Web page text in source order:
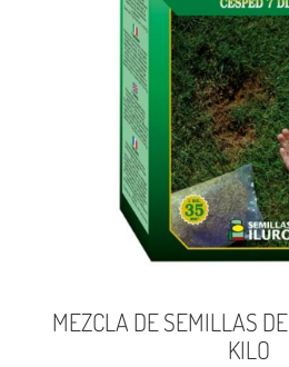
MEZCLA DE SEMILLAS
KILO